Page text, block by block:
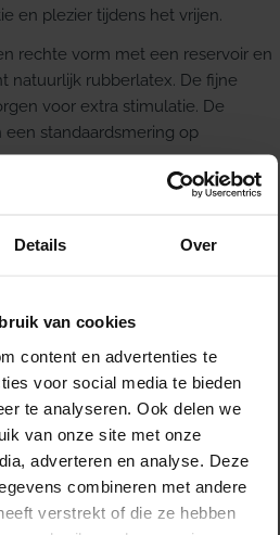
Details Over
van cookies
content en advertenties te
voor social media te bieden
te analyseren. Ook delen we
van onze site met onze
adverteren en analyse. Deze
combineren met andere
verstrekt of die ze hebben
en plezier tijdens het vrijen.
rechte vorm met een reservoir en
natuurlijk rubberlatex. De fijne
voor extra stimulatie. De
standaardsmering op
aangename geur.
is 52 mm.
52 mm
getest